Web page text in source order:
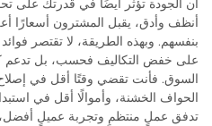
أن الجودة تؤثر أيضًا في قدرتك على
أنظف وأدق، يقبل المشترون أسعارًا
بنفسهم. وبهذه الطريقة، لا تقتصر
على خفض التكاليف فحسب، بل تدعم
السوق. فأنت تقضي وقتًا أقل في
الحواف الخشنة، وأموالًا أقل في
تدفق عملٍ منتظمٍ وتجربة عميلٍ